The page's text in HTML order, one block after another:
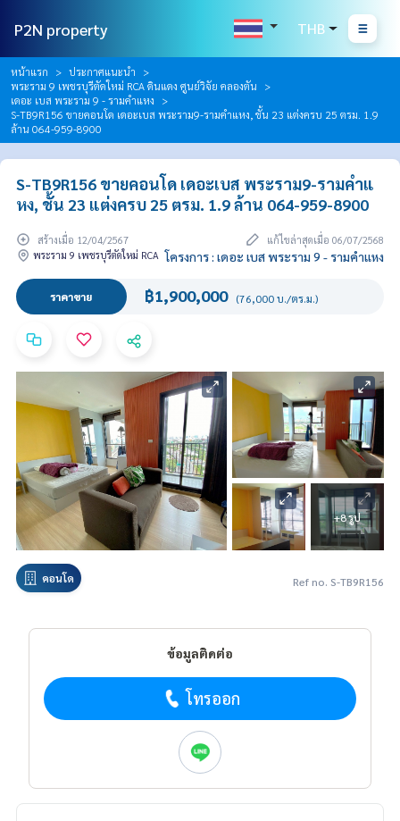
P2N property THB
หน้าแรก
ประกาศแนะนำ
พระราม 9 เพชรบุรีตัดใหม่ RCA ดินแดง ศูนย์วิจัย คลองตัน
เดอะ เบส พระราม 9 - รามคำแหง
S-TB9R156 ขายคอนโด เดอะเบส พระราม9-รามคำแหง, ชั้น 23 แต่งครบ 25 ตรม. 1.9
ล้าน 064-959-8900
S-TB9R156 ขายคอนโด เดอะเบส พระราม9-รามคำแ
หง, ชั้น 23 แต่งครบ 25 ตรม. 1.9 ล้าน 064-959-8900
สร้างเมื่อ 12/04/2567
แก้ไขล่าสุดเมื่อ 06/07/2568
พระราม 9 เพชรบุรีตัดใหม่ RCA โครงการ : เดอะ เบส พระราม 9 - รามคำแหง
ราคาขาย ฿1,900,000 (76,000 บ./ตร.ม.)
+8 รูป
คอนโด Ref no. S-TB9R156
ข้อมูลติดต่อ
โทรออก